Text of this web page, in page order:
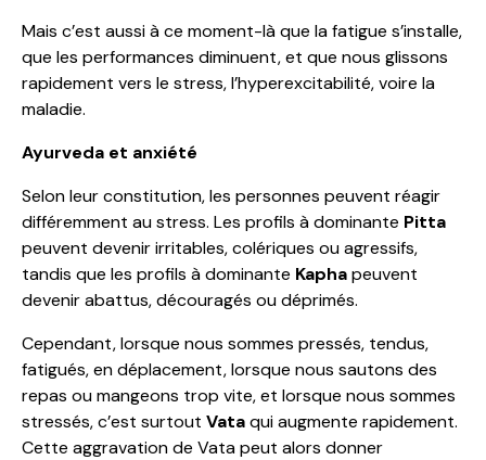
Mais c’est aussi à ce moment-là que la fatigue s’installe,
que les performances diminuent, et que nous glissons
rapidement vers le stress, l’hyperexcitabilité, voire la
maladie.
Ayurveda et anxiété
Selon leur constitution, les personnes peuvent réagir
différemment au stress. Les profils à dominante Pitta
peuvent devenir irritables, colériques ou agressifs,
tandis que les profils à dominante Kaphapeuvent
devenir abattus, découragés ou déprimés.
Cependant, lorsque nous sommes pressés, tendus,
fatigués, en déplacement, lorsque nous sautons des
repas ou mangeons trop vite, et lorsque nous sommes
stressés, c’est surtout Vataqui augmente rapidement.
Cette aggravation de Vata peut alors donner